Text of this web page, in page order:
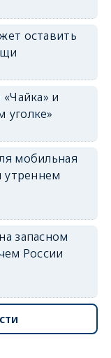
оставить
и
уголке»
мобильная
утреннем
запасном
России